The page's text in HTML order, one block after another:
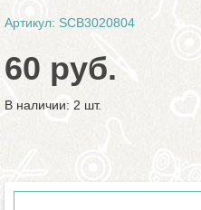
Артикул: SCB3020804
60 руб.
В наличии: 2 шт.